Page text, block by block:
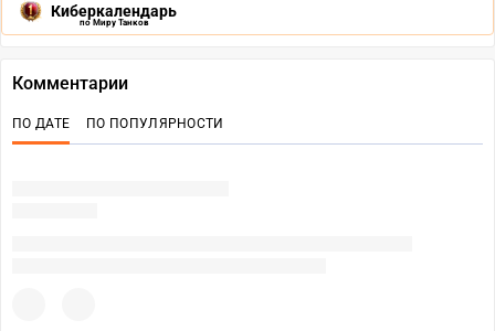
Киберкалендарь
по Миру Танков
Комментарии
ПО ДАТЕ ПО ПОПУЛЯРНОСТИ